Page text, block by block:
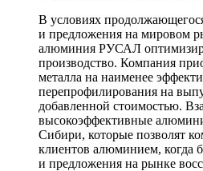
В условиях
и предложения на мировом
алюминия РУСАЛ
производство. Компания
металла на наименее
перепрофилирования на
добавленной стоимостью.
высокоэффективные
Сибири, которые позволят
клиентов алюминием, когда
и предложения на рынке